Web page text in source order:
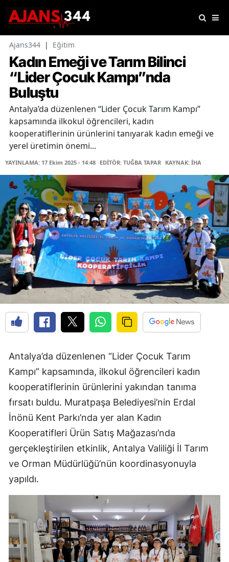
Ajans344 | Eğitim
Kadın Emeği ve Tarım Bilinci
“Lider Çocuk Kampı”nda
Buluştu
Antalya’da düzenlenen “Lider Çocuk Tarım Kampı”
kapsamında ilkokul öğrencileri, kadın
kooperatiflerinin ürünlerini tanıyarak kadın emeği ve
yerel üretimin önemi...
YAYINLAMA: 17 Ekim 2025 - 14:48 EDİTÖR: TUĞBA TAPAR KAYNAK: İHA
Antalya’da düzenlenen “Lider Çocuk Tarım
Kampı” kapsamında, ilkokul öğrencileri kadın
kooperatiflerinin ürünlerini yakından tanıma
fırsatı buldu. Muratpaşa Belediyesi’nin Erdal
İnönü Kent Parkı’nda yer alan Kadın
Kooperatifleri Ürün Satış Mağazası’nda
gerçekleştirilen etkinlik, Antalya Valiliği İl Tarım
ve Orman Müdürlüğü’nün koordinasyonuyla
yapıldı.